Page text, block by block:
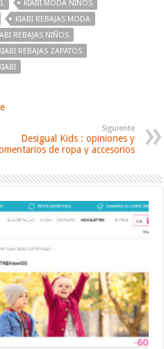
KIABI MODA NIÑOS
KIABI REBAJAS MODA
REBAJAS NIÑOS
REBAJAS ZAPATOS
Siguiente
Desigual Kids : opiniones y
de ropa y accesorios